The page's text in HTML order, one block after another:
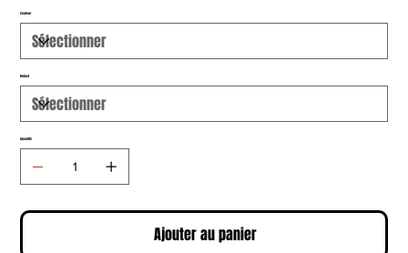
Couleur
Format
Quantité
Ajouter au panier